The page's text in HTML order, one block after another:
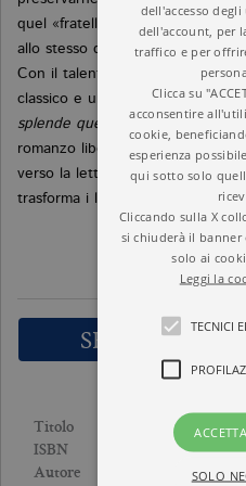
quel «fratello d’anima»
allo stesso destino.
Con il talento narrativo
classico e una trama che
splende questo nero è
romanzo libero ed
verso la letteratura: quella che
trasforma i luoghi più bui in
SFOGLIA LE
Titolo
ISBN
Autore
dell'accesso
dell'account, per
traffico e per
Clicca su
acconsentire
cookie,
esperienza
qui sotto solo
Cliccando sulla X
si chiuderà il banner
solo ai
Leggi la
TECNICI
SOLO